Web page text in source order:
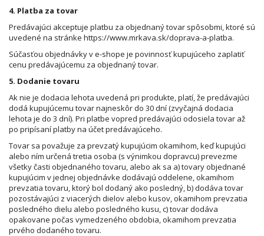
4. Platba za tovar
Predávajúci akceptuje platbu za objednaný tovar spôsobmi, ktoré sú
uvedené na stránke https://www.mrkava.sk/doprava-a-platba.
Súčasťou objednávky v e-shope je povinnosť kupujúceho zaplatiť
cenu predávajúcemu za objednaný tovar.
5. Dodanie tovaru
Ak nie je dodacia lehota uvedená pri produkte, platí, že predávajúci
dodá kupujúcemu tovar najneskôr do 30 dní (zvyčajná dodacia
lehota je do 3 dní). Pri platbe vopred predávajúci odosiela tovar až
po pripísaní platby na účet predávajúceho.
Tovar sa považuje za prevzatý kupujúcim okamihom, keď kupujúci
alebo ním určená tretia osoba (s výnimkou dopravcu) prevezme
všetky časti objednaného tovaru, alebo ak sa a) tovary objednané
kupujúcim v jednej objednávke dodávajú oddelene, okamihom
prevzatia tovaru, ktorý bol dodaný ako posledný, b) dodáva tovar
pozostávajúci z viacerých dielov alebo kusov, okamihom prevzatia
posledného dielu alebo posledného kusu, c) tovar dodáva
opakovane počas vymedzeného obdobia, okamihom prevzatia
prvého dodaného tovaru.